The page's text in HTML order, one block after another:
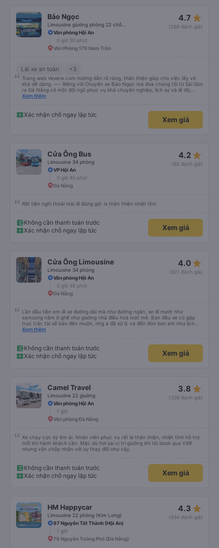
Bảo Ngọc 4.7 star_rate
(269 đánh giá)
Văn phòng Hội An
0 giờ 30 phút
Văn Phòng 179 Nam Trân
Lái xe an toàn +3
Trang web Vexere.com hướng dẫn rõ ràng, thân thiện giúp cho việc lấy vé
khá dễ dàng. —- Riêng với Chuyến xe Bảo Ngọc mà đưa chúng tôi từ Sài Gòn
ra Đà Nẵng có một đội ngũ phục vụ khá chuyên nghiệp, lịch sự và lễ độ;
hướng dẫn hành khách rõ ràng khi lên xe. Địa điểm dùng cơm chiều tối mà
50k/người. Và khi đến Đà Nẵng mặc dù địa chỉ nhà của chúng tôi không được
cập nhật trên trang Web, anh em vẫn giúp gọi xe và trợ giá cho chúng tôi.
Chúng tôi rất cảm kích và xin được giới thiệu cùng mọi người hãng xe Bảo
Xem thêm
Xác nhận chỗ ngay lập tức
Xem giá
Cửa Ông Bus
Limousine 34 phòng
4.2 star_rate
(65 đánh giá)
VP Hội An
0 giờ 45 phút
Đà Nẵng
Rất tiện nghi thoải mái đi đúng giờ .lx thân thiện nhiệt tình
Không cần thanh toán trước
Xác nhận chỗ ngay lập tức
Xem giá
Cửa Ông Limousine
Limousine 34 phòng
4.0 star_rate
(621 đánh giá)
Văn phòng Hội An
0 giờ 45 phút
Đà Nẵng
Lần đầu tiên em đi xe đường dài mà như đường ngắn, xe đi mướt như
samsung nằm ở ghế như giường nhà điều hoà mát mẻ. Ban đầu xe có gặp
trục trặc tài xế báo đến muộn, nhg a đã xử lý và đến đón bọn em như lịch
trên hệ thống. Anh tài xế Văn Sĩ quá vui tính và nhiệt tình, trời mưa gió đã
Xem thêm
Không cần thanh toán trước
Xác nhận chỗ ngay lập tức
Xem giá
Camel Travel
Limousine 22 giường
3.8 star_rate
(339 đánh giá)
Văn phòng Hội An
1 giờ
Văn phòng Đà Nẵng
Xe chạy cực kỳ êm ái. Nhân viên phục vụ rất là thân thiện, nhiệt tình hỗ trợ
mỗi khi hành khách cần. Mặc dù hơi sai vị trí giường khi tôi book qua VXR
nhưng vẫn chấp nhận với sự thay đổi như vậy.
Không cần thanh toán trước
Xác nhận chỗ ngay lập tức
Xem giá
HM Happycar
Limousine 22 phòng (Kim Long)
4.3 star_rate
(934 đánh giá)
97 Nguyễn Tất Thành (Hội An)
1 giờ
79 Nguyễn Tường Phổ (Đà Nẵng)